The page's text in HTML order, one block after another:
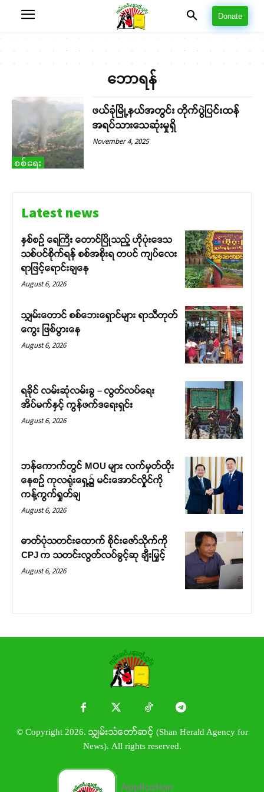
Donate
ဘောရန်
စစ်ရေး
ဖယ်ခုံမြို့နယ်အတွင်း တိုက်ပွဲပြင်းထန်
အရပ်သားသေဆုံးမှုရှိ
November 4, 2025
Latest news
နှစ်စဉ် ရေကြီး တောင်ပြိုသည့် ဟိုပုံးဒေသ
သစ်ပင်စိုက်ရန် စစ်အစိုးရ တပင် ကျပ်လေး
ရာဖြင့်ရောင်းချနေ
August 6, 2026
သျှမ်းတောင် စစ်ဘေးရှောင်များ ရာသီတုတ်
ကွေး ဖြစ်ပွားနေ
August 6, 2026
ရခိုင် လမ်းဆုံလမ်းခွ – လွတ်လပ်ရေး
အိပ်မက်နှင့် ကွန်ဖက်ဒရေးရှင်း
August 6, 2026
ဘန်ကောက်တွင် MOU များ လက်မှတ်ထိုး
နေစဉ် ကုလရုံးရှေ့၌ မင်းအောင်လှိုင်ကို
ကန့်ကွက်ရှုတ်ချ
August 6, 2026
ဓာတ်ပုံသတင်းထောက် စိုင်းဇော်သိုက်ကို
CPJ က သတင်းလွတ်လပ်ခွင့်ဆု ချီးမြှင့်
August 6, 2026
© Copyright 2026. သျှမ်းသံတော်ဆင့် (Shan Herald Agency for
News). All rights reserved.